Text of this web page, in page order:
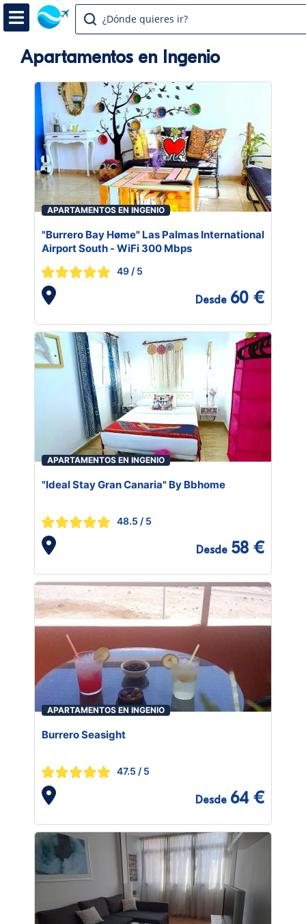
¿Dónde quieres ir?
Apartamentos en Ingenio
APARTAMENTOS EN INGENIO
"Burrero Bay Høme" Las Palmas International
Airport South - WiFi 300 Mbps
49 / 5
Desde 60 €
APARTAMENTOS EN INGENIO
"Ideal Stay Gran Canaria" By Bbhome
48.5 / 5
Desde 58 €
APARTAMENTOS EN INGENIO
Burrero Seasight
47.5 / 5
Desde 64 €